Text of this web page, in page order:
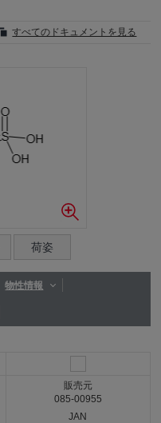
すべてのドキュメントを見る
荷姿
物性情報
販売元
085-00955
JAN